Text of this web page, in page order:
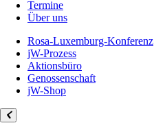
Termine
Über uns
Rosa-Luxemburg-Konferenz
jW-Prozess
Aktionsbüro
Genossenschaft
jW-Shop